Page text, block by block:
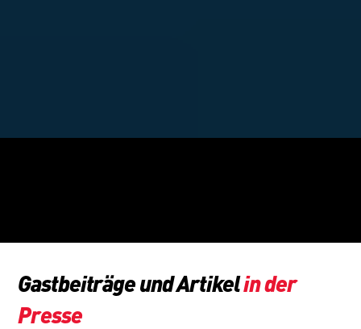
Gastbeiträge und Artikel in der
Presse